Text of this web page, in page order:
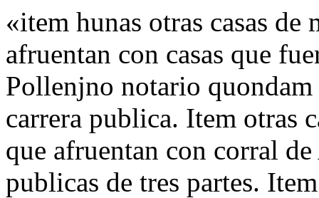
«item hunas otras casas de
afruentan con casas que
Pollenjno notario quondam
carrera publica. Item otras
que afruentan con corral
publicas de tres partes.